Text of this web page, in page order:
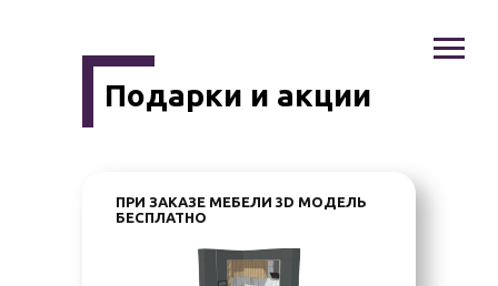
Подарки и акции
ПРИ ЗАКАЗЕ МЕБЕЛИ 3D МОДЕЛЬ
БЕСПЛАТНО